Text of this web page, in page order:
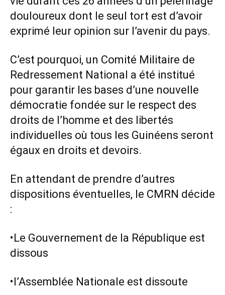
douloureux dont le seul tort est d’avoir
exprimé leur opinion sur l’avenir du pays.
C’est pourquoi, un Comité Militaire de
Redressement National a été institué
pour garantir les bases d’une nouvelle
démocratie fondée sur le respect des
droits de l’homme et des libertés
individuelles où tous les Guinéens seront
égaux en droits et devoirs.
En attendant de prendre d’autres
dispositions éventuelles, le CMRN décide
:
•Le Gouvernement de la République est
dissous
•l’Assemblée Nationale est dissoute